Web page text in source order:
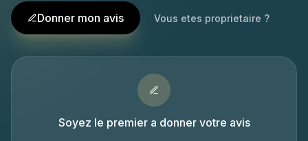
Donner mon avis Vous etes proprietaire ?
Soyez le premier a donner votre avis